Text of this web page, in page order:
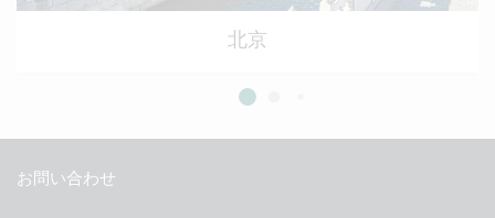
北京
お問い合わせ